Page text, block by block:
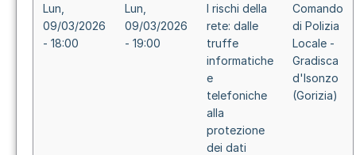
Lun,
09/03/2026
- 18:00
Lun,
09/03/2026
- 19:00
I rischi della
rete: dalle
truffe
informatiche
e
telefoniche
alla
protezione
dei dati
Comando
di Polizia
Locale -
Gradisca
d'Isonzo
(Gorizia)